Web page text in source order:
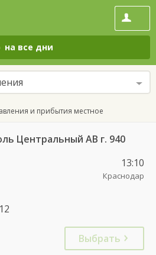
на все дни
и прибытия местное
Центральный АВ г. 940
13:10
Краснодар
Выбрать